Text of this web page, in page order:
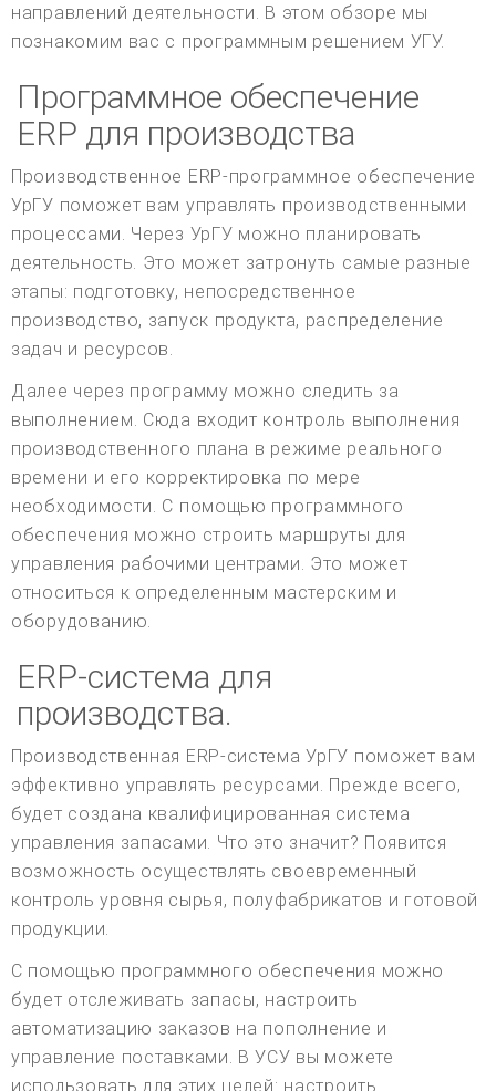
направлений деятельности. В этом обзоре мы
познакомим вас с программным решением УГУ.
Программное обеспечение
ERP для производства
Производственное ERP-программное обеспечение
УрГУ поможет вам управлять производственными
процессами. Через УрГУ можно планировать
деятельность. Это может затронуть самые разные
этапы: подготовку, непосредственное
производство, запуск продукта, распределение
задач и ресурсов.
Далее через программу можно следить за
выполнением. Сюда входит контроль выполнения
производственного плана в режиме реального
времени и его корректировка по мере
необходимости. С помощью программного
обеспечения можно строить маршруты для
управления рабочими центрами. Это может
относиться к определенным мастерским и
оборудованию.
ERP-система для
производства.
Производственная ERP-система УрГУ поможет вам
эффективно управлять ресурсами. Прежде всего,
будет создана квалифицированная система
управления запасами. Что это значит? Появится
возможность осуществлять своевременный
контроль уровня сырья, полуфабрикатов и готовой
продукции.
С помощью программного обеспечения можно
будет отслеживать запасы, настроить
автоматизацию заказов на пополнение и
управление поставками. В УСУ вы можете
использовать для этих целей: настроить